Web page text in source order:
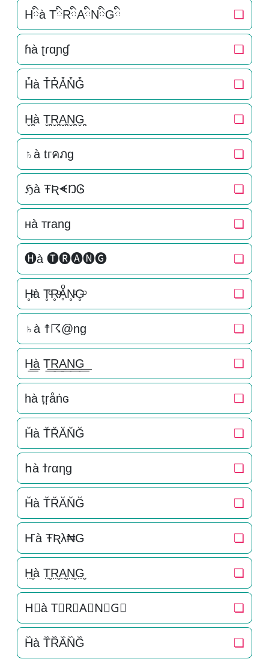
Hིà TིRིAིNིGི ❏
ɦà ʈɾɑɲɠ ❏
H͒à T͒R͒A͒N͒G͒ ❏
H̬̤̯à T̬̤̯R̬̤̯A̬̤̯N̬̤̯G̬̤̯ ❏
♄à tгคภg ❏
ℌà ŦƦᗛŊᎶ ❏
нà тrang ❏
🅗à 🅣🅡🅐🅝🅖 ❏
H̥ͦà T̥ͦR̥ͦḀͦN̥ͦG̥ͦ ❏
♄à ☨☈@ng ❏
H͟͟à T͟͟R͟͟A͟͟N͟͟G͟͟ ❏
һà ṭŗåṅɢ ❏
H̆à T̆R̆ĂN̆Ğ ❏
հà ϯɾαηɡ ❏
H̆à T̆R̆ĂN̆Ğ ❏
Ҥà ŦƦλ₦G ❏
H̤̮à T̤̮R̤̮A̤̮N̤̮G̤̮ ❏
H⃘à T⃘R⃘A⃘N⃘G⃘ ❏
H᷈à T᷈R᷈A᷈N᷈G᷈ ❏